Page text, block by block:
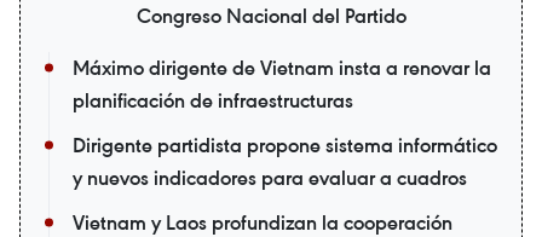
Congreso Nacional del Partido
Máximo dirigente de Vietnam insta a renovar la
planificación de infraestructuras
Dirigente partidista propone sistema informático
y nuevos indicadores para evaluar a cuadros
Vietnam y Laos profundizan la cooperación